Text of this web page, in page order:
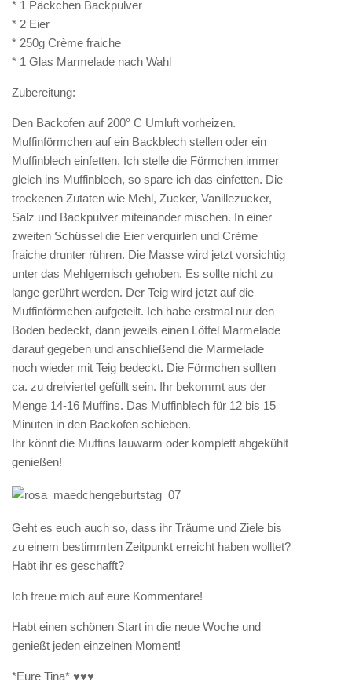
* 1 Päckchen Backpulver
* 2 Eier
* 250g Crème fraiche
* 1 Glas Marmelade nach Wahl
Zubereitung:
Den Backofen auf 200° C Umluft vorheizen.
Muffinförmchen auf ein Backblech stellen oder ein
Muffinblech einfetten. Ich stelle die Förmchen immer
gleich ins Muffinblech, so spare ich das einfetten. Die
trockenen Zutaten wie Mehl, Zucker, Vanillezucker,
Salz und Backpulver miteinander mischen. In einer
zweiten Schüssel die Eier verquirlen und Crème
fraiche drunter rühren. Die Masse wird jetzt vorsichtig
unter das Mehlgemisch gehoben. Es sollte nicht zu
lange gerührt werden. Der Teig wird jetzt auf die
Muffinförmchen aufgeteilt. Ich habe erstmal nur den
Boden bedeckt, dann jeweils einen Löffel Marmelade
darauf gegeben und anschließend die Marmelade
noch wieder mit Teig bedeckt. Die Förmchen sollten
ca. zu dreiviertel gefüllt sein. Ihr bekommt aus der
Menge 14-16 Muffins. Das Muffinblech für 12 bis 15
Minuten in den Backofen schieben.
Ihr könnt die Muffins lauwarm oder komplett abgekühlt
genießen!
Geht es euch auch so, dass ihr Träume und Ziele bis
zu einem bestimmten Zeitpunkt erreicht haben wolltet?
Habt ihr es geschafft?
Ich freue mich auf eure Kommentare!
Habt einen schönen Start in die neue Woche und
genießt jeden einzelnen Moment!
*Eure Tina* ♥♥♥